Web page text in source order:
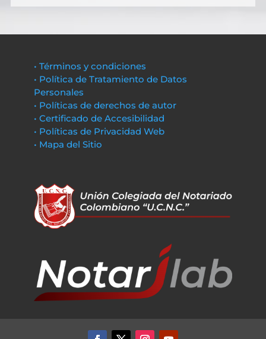
• Términos y condiciones
• Política de Tratamiento de Datos
Personales
• Políticas de derechos de autor
• Certificado de Accesibilidad
• Políticas de Privacidad Web
• Mapa del Sitio